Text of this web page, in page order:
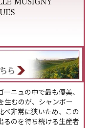
ニュの中で最も優美、
生むのが、シャンボー
べ非常に狭いため、この
るのを待ち続ける生産者